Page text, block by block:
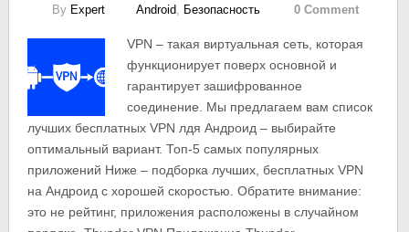
By Expert Android, Безопасность 0 Comment
VPN – такая виртуальная сеть, которая
функционирует поверх основной и
гарантирует зашифрованное
соединение. Мы предлагаем вам список
лучших бесплатных VPN лдя Андроид – выбирайте
оптимальный вариант. Топ-5 самых популярных
приложений Ниже – подборка лучших, бесплатных VPN
на Андроид с хорошей скоростью. Обратите внимание:
это не рейтинг, приложения расположены в случайном